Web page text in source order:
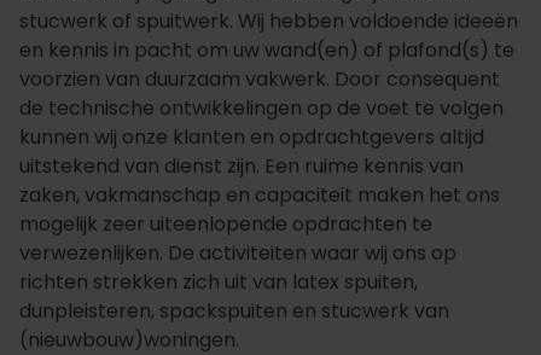
stucwerk of spuitwerk. Wij hebben voldoende ideeën
en kennis in pacht om uw wand(en) of plafond(s) te
voorzien van duurzaam vakwerk. Door consequent
de technische ontwikkelingen op de voet te volgen
kunnen wij onze klanten en opdrachtgevers altijd
uitstekend van dienst zijn. Een ruime kennis van
zaken, vakmanschap en capaciteit maken het ons
mogelijk zeer uiteenlopende opdrachten te
verwezenlijken. De activiteiten waar wij ons op
richten strekken zich uit van latex spuiten,
dunpleisteren, spackspuiten en stucwerk van
(nieuwbouw)woningen.